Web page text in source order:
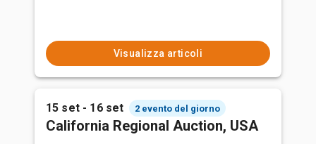
Visualizza articoli
15 set - 16 set 2 evento del giorno
California Regional Auction, USA